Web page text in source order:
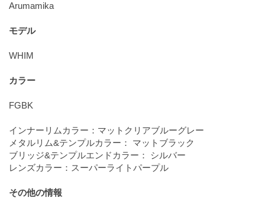
Arumamika
モデル
WHIM
カラー
FGBK
インナーリムカラー：マットクリアブルーグレー
メタルリム&テンプルカラー： マットブラック
ブリッジ&テンプルエンドカラー： シルバー
レンズカラー：スーパーライトパープル
その他の情報